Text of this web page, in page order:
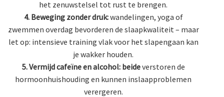
het zenuwstelsel tot rust te brengen.
4. Beweging zonder druk:wandelingen, yoga of
zwemmen overdag bevorderen de slaapkwaliteit – maar
let op: intensieve training vlak voor het slapengaan kan
je wakker houden.
5. Vermijd cafeïne en alcohol: beideverstoren de
hormoonhuishouding en kunnen inslaapproblemen
verergeren.